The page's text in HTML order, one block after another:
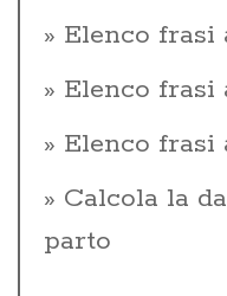
Elenco frasi
Elenco frasi
Elenco frasi
Calcola la
parto